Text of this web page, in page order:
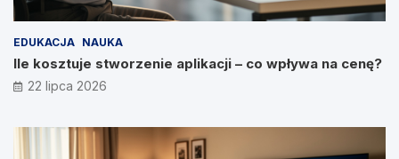
EDUKACJA NAUKA
Ile kosztuje stworzenie aplikacji – co wpływa na cenę?
22 lipca 2026